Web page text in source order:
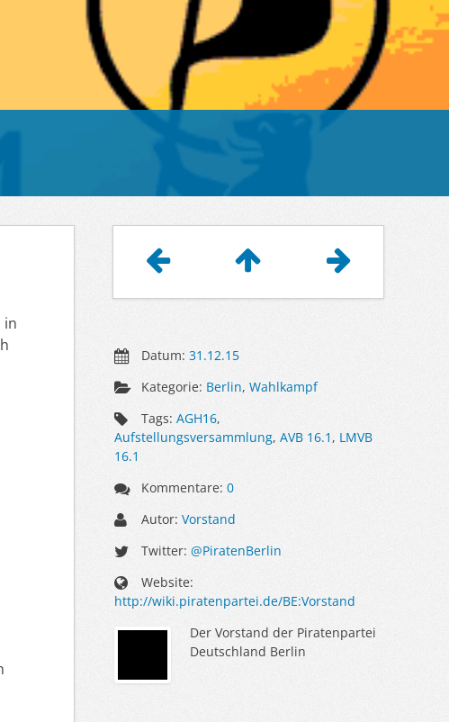
in
Datum:31.12.15
Kategorie: Berlin,Wahlkampf
Tags: AGH16,
Aufstellungsversammlung, AVB 16.1 , LMVB
16.1
Kommentare:0
Autor:Vorstand
Twitter:@PiratenBerlin
Website:
http://wiki.piratenpartei.de/BE:Vorstand
Der Vorstand der Piratenpartei
Deutschland Berlin